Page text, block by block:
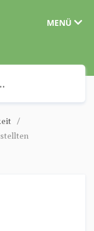
MENÜ